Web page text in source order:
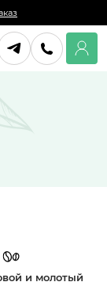
и молотый